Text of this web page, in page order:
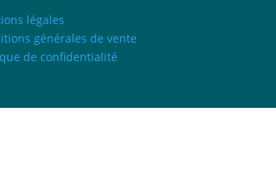
légales
générales de vente
de confidentialité